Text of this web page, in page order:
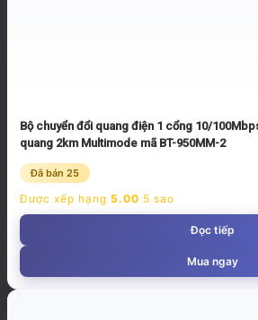
Bộ chuyển đổi quang điện 1 cổng 10/
quang 2km Multimode mã BT-950MM-2
Đã bán 25
Được xếp hạng 5.00 5 sao
Đọc tiếp
Mua ngay